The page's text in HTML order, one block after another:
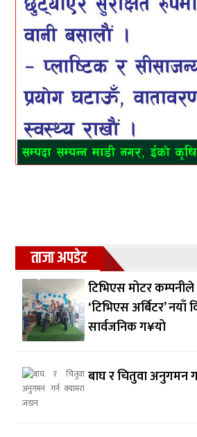
ताजा अपडेट
टिभिएस मोटर
‘टिभिएस अर्बिटर’ नयाँ
सार्वजनिक ग¥यो
बाघ र चितुवा अनुगमन